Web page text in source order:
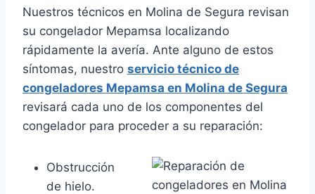
Nuestros técnicos en Molina de Segura revisan
su congelador Mepamsa localizando
rápidamente la avería. Ante alguno de estos
síntomas, nuestro servicio técnico de
congeladores Mepamsa en Molina de Segura
revisará cada uno de los componentes del
congelador para proceder a su reparación:
Obstrucción
de hielo.